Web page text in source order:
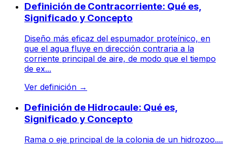
Definición de Contracorriente: Qué es,
Significado y Concepto
Diseño más eficaz del espumador proteínico, en
que el agua fluye en dirección contraria a la
corriente principal de aire, de modo que el tiempo
de ex...
Ver definición →
Definición de Hidrocaule: Qué es,
Significado y Concepto
Rama o eje principal de la colonia de un hidrozoo....